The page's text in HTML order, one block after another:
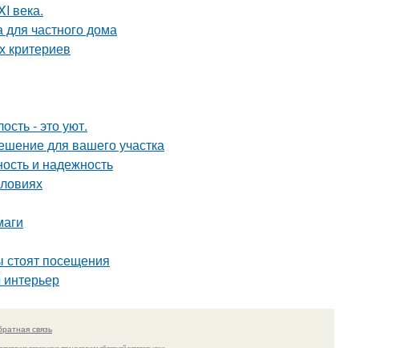
века.
для частного дома
критериев
- это уют.
для вашего участка
и надежность
стоят посещения
связь